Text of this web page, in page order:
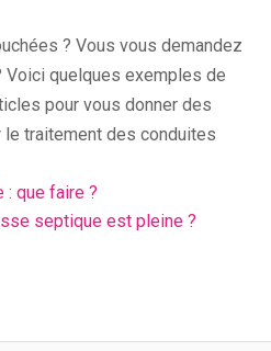
? Vous vous demandez
Voici quelques exemples de
pour vous donner des
traitement des conduites
: que faire ?
septique est pleine ?